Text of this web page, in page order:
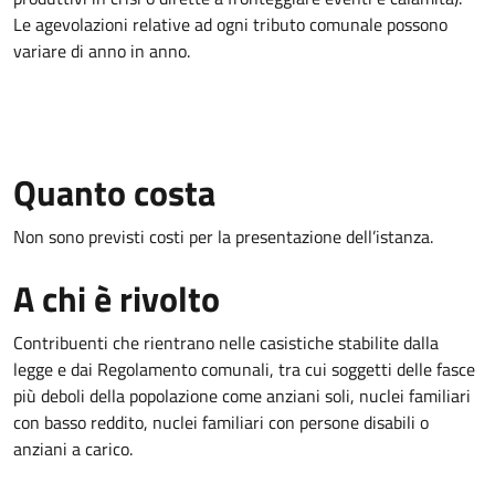
Le agevolazioni relative ad ogni tributo comunale possono
variare di anno in anno.
Quanto costa
Non sono previsti costi per la presentazione dell’istanza.
A chi è rivolto
Contribuenti che rientrano nelle casistiche stabilite dalla
legge e dai Regolamento comunali, tra cui soggetti delle fasce
più deboli della popolazione come anziani soli, nuclei familiari
con basso reddito, nuclei familiari con persone disabili o
anziani a carico.